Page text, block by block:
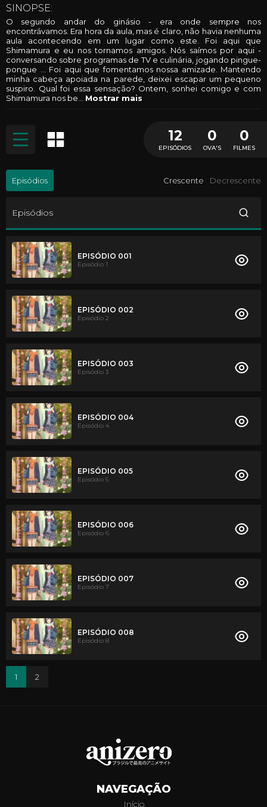
SINOPSE:
O segundo andar do ginásio - era onde sempre nos
encontrávamos. Era hora da aula, mas é claro, não havia nenhuma
aula acontecendo em um lugar como este. Foi aqui que
Shimamura e eu nos tornamos amigos. Nós saímos por aqui -
conversando sobre programas de TV e culinária, jogando pingue-
pongue ... Foi aqui que fomentamos nossa amizade. Mantendo
minha cabeça apoiada na parede, deixei escapar um pequeno
suspiro. Qual foi essa sensação? Ontem, sonhei comigo e com
Shimamura nos be
Mostrar mais
12
EPISÓDIOS
0
OVA'S
0
FILMES
Episódios Crescente Decrescente
Episódios
EPISÓDIO 001
Episódio 1
EPISÓDIO 002
Episódio 2
EPISÓDIO 003
Episódio 3
EPISÓDIO 004
Episódio 4
EPISÓDIO 005
Episódio 5
EPISÓDIO 006
Episódio 6
EPISÓDIO 007
Episódio 7
EPISÓDIO 008
Episódio 8
1 2
NAVEGAÇÃO
Início